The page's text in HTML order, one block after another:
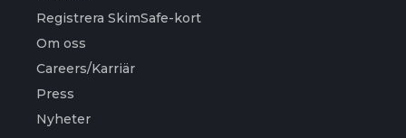
Registrera SkimSafe-kort
Om oss
Careers/Karriär
Press
Nyheter